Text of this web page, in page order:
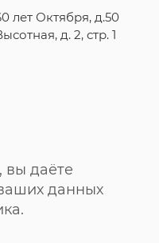
лет Октября, д.50
д. 2, стр. 1
вы даёте
данных